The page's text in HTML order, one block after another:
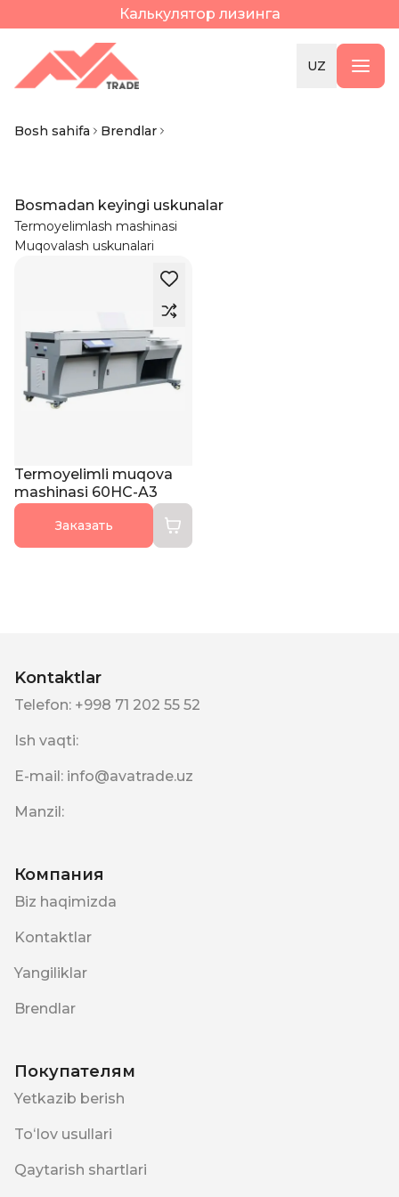
Калькулятор лизинга
UZ
Bosh sahifa Brendlar
Bosmadan keyingi uskunalar
Termoyelimlash mashinasi
Muqovalash uskunalari
Termoyelimli muqova
mashinasi 60HC-A3
Заказать
Kontaktlar
Telefon: +998 71 202 55 52
Ish vaqti:
E-mail: info@avatrade.uz
Manzil:
Компания
Biz haqimizda
Kontaktlar
Yangiliklar
Brendlar
Покупателям
Yetkazib berish
Toʻlov usullari
Qaytarish shartlari